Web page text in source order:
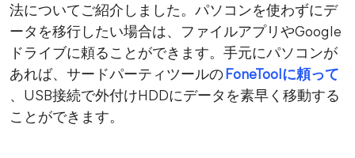
法についてご紹介しました。パソコンを使わずにデ
ータを移行したい場合は、ファイルアプリやGoogle
ドライブに頼ることができます。手元にパソコンが
あれば、サードパーティツールのFoneToolに頼って
、USB接続で外付けHDDにデータを素早く移動する
ことができます。